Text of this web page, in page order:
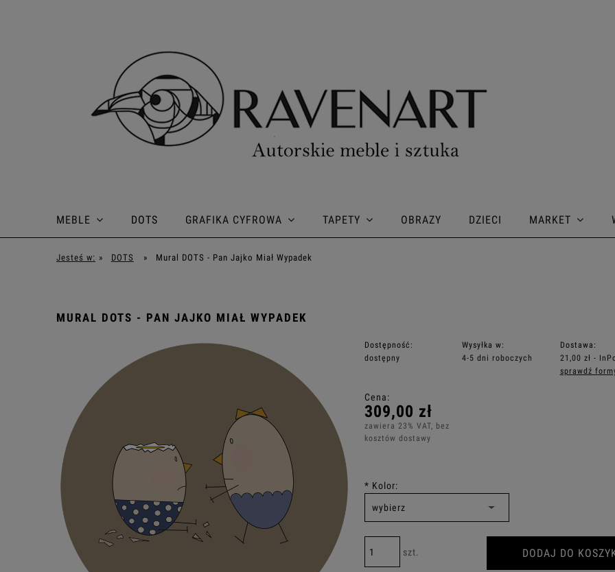
MEBLE DOTS GRAFIKA CYFROWA TAPETY OBRAZY DZIECI MARKET
Jesteś w: » DOTS » Mural DOTS - Pan Jajko Miał Wypadek
MURAL DOTS - PAN JAJKO MIAŁ WYPADEK
Dostępność:
dostępny
Wysyłka w:
4-5 dni roboczych
Dostawa:
21,00 zł -
sprawdź
Cena:
309,00 zł
zawiera 23% VAT, bez
kosztów dostawy
* Kolor:
szt. DODAJ DO